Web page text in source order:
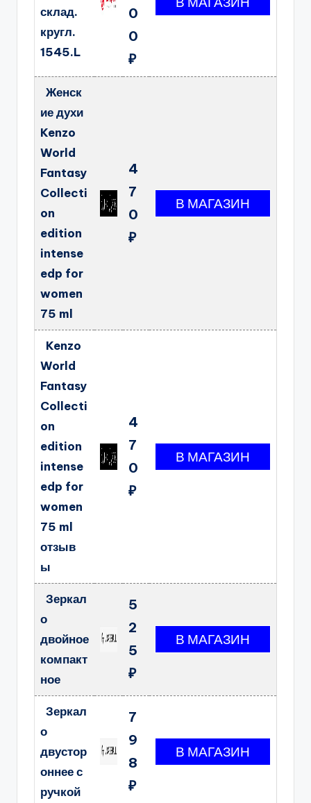
склад.
кругл.
1545.L
0
0
₽
Женск
ие духи
Kenzo
World
Fantasy
Collecti
on
edition
intense
edp for
women
75 ml
4
7
0
₽
Kenzo
World
Fantasy
Collecti
on
edition
intense
edp for
women
75 ml
отзыв
ы
4
7
0
₽
Зеркал
о
двойное
компакт
ное
5
2
5
₽
Зеркал
о
двустор
оннее с
ручкой
7
9
8
₽